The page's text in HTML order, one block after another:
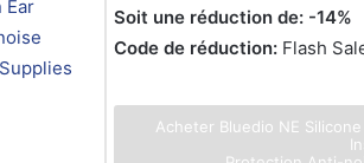
Soit une réduction de: -14%
Code de réduction: Flash
Acheter Bluedio NE